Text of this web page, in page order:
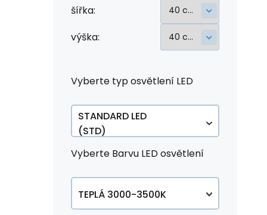
šířka:
výška:
Vyberte typ osvětlení LED
STANDARD LED
(STD)
CONTINOUS LED
+1 290.01 Kč
DUAL LED +
Vyberte Barvu LED osvětlení
TEPLÁ 3000-3500K